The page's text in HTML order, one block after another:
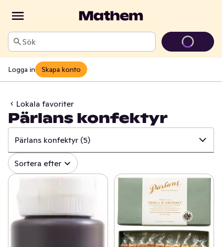
Sök
Logga in Skapa konto
Lokala favoriter
Pärlans konfektyr
Pärlans konfektyr (5)
✓ Alla (242)
Svenskt gårdsvilt (5)
Sortera efter